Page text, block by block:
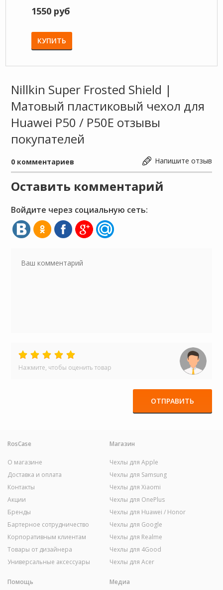
1550 руб
КУПИТЬ
Nillkin Super Frosted Shield |
Матовый пластиковый чехол для
Huawei P50 / P50E отзывы
покупателей
Напишите отзыв
0 комментариев
Оставить комментарий
Войдите через социальную сеть:
Нажмите, чтобы оценить товар
ОТПРАВИТЬ
RosCase
О магазине
Доставка и оплата
Контакты
Акции
Бренды
Бартерное сотрудничество
Корпоративным клиентам
Товары от дизайнера
Универсальные аксессуары
Магазин
Чехлы для Apple
Чехлы для Samsung
Чехлы для Xiaomi
Чехлы для OnePlus
Чехлы для Huawei / Honor
Чехлы для Google
Чехлы для Realme
Чехлы для 4Good
Чехлы для Acer
Помощь Медиа